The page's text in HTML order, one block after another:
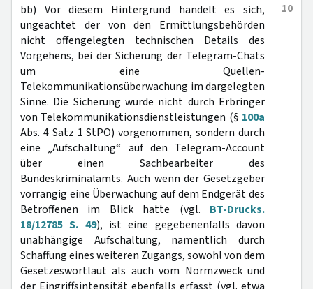
10
bb) Vor diesem Hintergrund handelt es sich,
ungeachtet der von den Ermittlungsbehörden
nicht offengelegten technischen Details des
Vorgehens, bei der Sicherung der Telegram-Chats
um eine Quellen-
Telekommunikationsüberwachung im dargelegten
Sinne. Die Sicherung wurde nicht durch Erbringer
von Telekommunikationsdienstleistungen (§ 100a
Abs. 4 Satz 1 StPO) vorgenommen, sondern durch
eine „Aufschaltung“ auf den Telegram-Account
über einen Sachbearbeiter des
Bundeskriminalamts. Auch wenn der Gesetzgeber
vorrangig eine Überwachung auf dem Endgerät des
Betroffenen im Blick hatte (vgl. BT-Drucks.
18/12785 S. 49), ist eine gegebenenfalls davon
unabhängige Aufschaltung, namentlich durch
Schaffung eines weiteren Zugangs, sowohl von dem
Gesetzeswortlaut als auch vom Normzweck und